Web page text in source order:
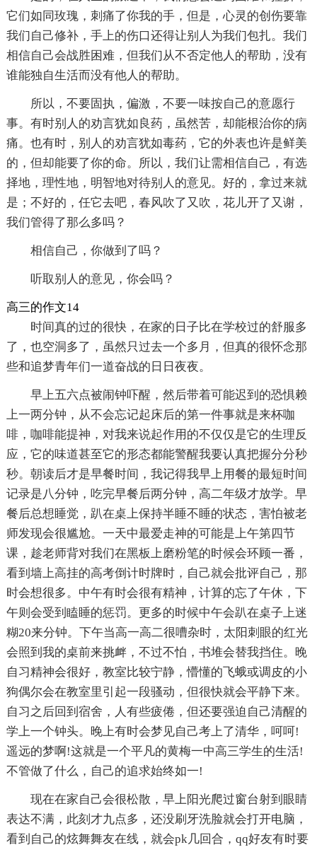
它们如同玫瑰，刺痛了你我的手，但是，心灵的创伤要靠
我们自己修补，手上的伤口还得让别人为我们包扎。我们
相信自己会战胜困难，但我们从不否定他人的帮助，没有
谁能独自生活而没有他人的帮助。
所以，不要固执，偏激，不要一味按自己的意愿行
事。有时别人的劝言犹如良药，虽然苦，却能根治你的病
痛。也有时，别人的劝言犹如毒药，它的外表也许是鲜美
的，但却能要了你的命。所以，我们让需相信自己，有选
择地，理性地，明智地对待别人的意见。好的，拿过来就
是；不好的，任它去吧，春风吹了又吹，花儿开了又谢，
我们管得了那么多吗？
相信自己，你做到了吗？
听取别人的意见，你会吗？
高三的作文14
时间真的过的很快，在家的日子比在学校过的舒服多
了，也空洞多了，虽然只过去一个多月，但真的很怀念那
些和追梦青年们一道奋战的日日夜夜。
早上五六点被闹钟吓醒，然后带着可能迟到的恐惧赖
上一两分钟，从不会忘记起床后的第一件事就是来杯咖
啡，咖啡能提神，对我来说起作用的不仅仅是它的生理反
应，它的味道甚至它的形态都能警醒我要认真把握分分秒
秒。朝读后才是早餐时间，我记得我早上用餐的最短时间
记录是八分钟，吃完早餐后两分钟，高二年级才放学。早
餐后总想睡觉，趴在桌上保持半睡不睡的状态，害怕被老
师发现会很尴尬。一天中最爱走神的可能是上午第四节
课，趁老师背对我们在黑板上磨粉笔的时候会环顾一番，
看到墙上高挂的高考倒计时牌时，自己就会批评自己，那
时会想很多。中午有时会很有精神，计算的忘了午休，下
午则会受到瞌睡的惩罚。更多的时候中午会趴在桌子上迷
糊20来分钟。下午当高一高二很嘈杂时，太阳刺眼的红光
会照到我的桌前来挑衅，不过不怕，书堆会替我挡住。晚
自习精神会很好，教室比较宁静，懵懂的飞蛾或调皮的小
狗偶尔会在教室里引起一段骚动，但很快就会平静下来。
自习之后回到宿舍，人有些疲倦，但还要强迫自己清醒的
学上一个钟头。晚上有时会梦见自己考上了清华，呵呵!
遥远的梦啊!这就是一个平凡的黄梅一中高三学生的生活!
不管做了什么，自己的追求始终如一!
现在在家自己会很松散，早上阳光爬过窗台射到眼睛
表达不满，此刻才九点多，还没刷牙洗脸就会打开电脑，
看到自己的炫舞舞友在线，就会pk几回合，qq好友有时要